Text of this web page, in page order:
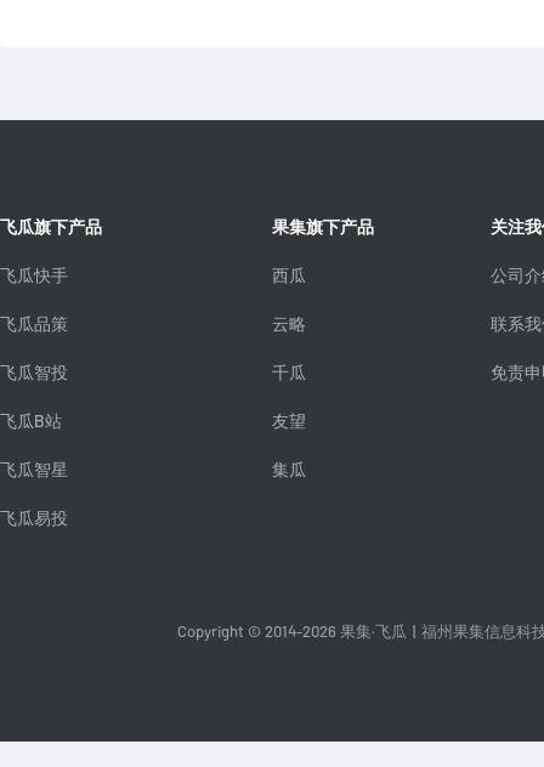
飞瓜旗下产品
飞瓜快手
飞瓜品策
飞瓜智投
飞瓜B站
飞瓜智星
飞瓜易投
果集旗下产品
西瓜
云略
千瓜
友望
集瓜
关注
公司
联系
免责
Copyright © 2014-2026 果集·飞瓜 福州果集信息科